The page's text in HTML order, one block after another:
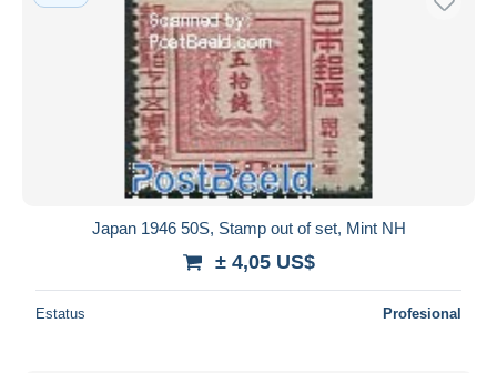
Japan 1946 50S, Stamp out of set, Mint NH
± 4,05 US$
Estatus Profesional